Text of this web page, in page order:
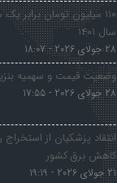
۱۱۰ میلیون تومان برابر
سال ۱۴۰۱
28 جولای 2026 - 18:07
وضعیت قیمت و سهمیه
28 جولای 2026 - 17:55
انتقاد پزشکیان از استخراج
کاهش برق کشور
21 جولای 2026 - 19:19